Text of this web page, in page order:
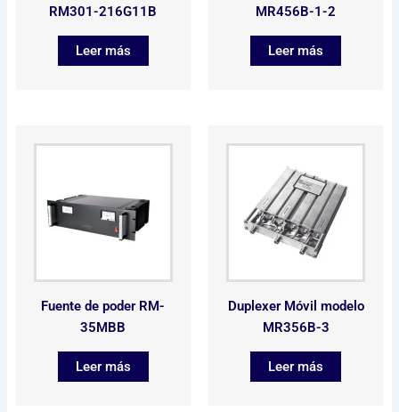
RM301-216G11B
Leer más
MR456B-1-2
Leer más
Fuente de poder RM-
35MBB
Leer más
Duplexer Móvil modelo
MR356B-3
Leer más